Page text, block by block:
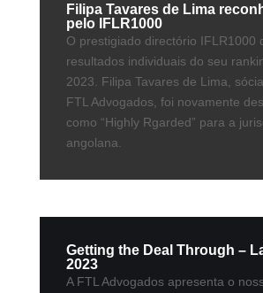
Filipa Tavares de Lima
pelo IFLR1000
O prestigiado directório IFLR1000
resultados individuais do seu
2023. Filipa Tavares de Lima,
FTL Advogados, foi novamente
como “Highly Rgarded” para a
angolana.
Getting the Deal Through –
2023
A FTL Advogados apresenta o